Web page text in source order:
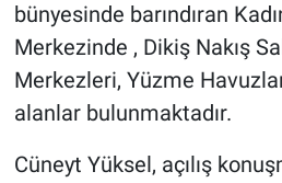
bünyesinde barındıran
Merkezinde , Dikiş Nakış
Merkezleri, Yüzme
alanlar bulunmaktadır.
Cüneyt Yüksel, açılış